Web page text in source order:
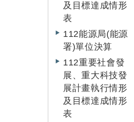
及目標達成情形
表
112能源局(能源
署)單位決算
112重要社會發
展、重大科技發
展計畫執行情形
及目標達成情形
表